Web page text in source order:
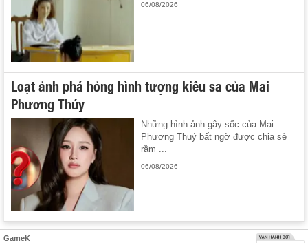
06/08/2026
Loạt ảnh phá hỏng hình tượng kiêu sa của Mai
Phương Thúy
Những hình ảnh gây sốc của Mai
Phương Thuý bất ngờ được chia sẻ
rầm ...
06/08/2026
GameK